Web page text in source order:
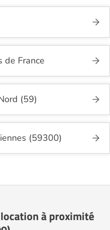
de France
(59)
(59300)
à proximité